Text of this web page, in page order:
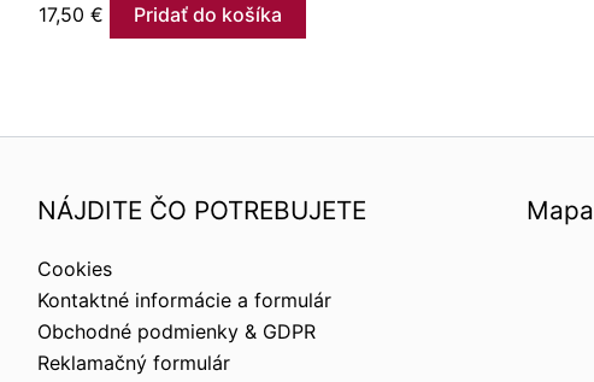
17,50 € Pridať do košíka
NÁJDITE ČO POTREBUJETE
Cookies
Kontaktné informácie a formulár
Obchodné podmienky & GDPR
Reklamačný formulár
Mapa